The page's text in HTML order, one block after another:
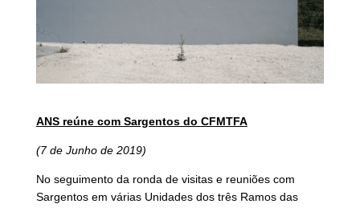
ANS reúne com Sargentos do CFMTFA
(7 de Junho de 2019)
No seguimento da ronda de visitas e reuniões com
Sargentos em várias Unidades dos três Ramos das